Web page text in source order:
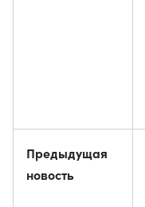
Предыдущая
новость